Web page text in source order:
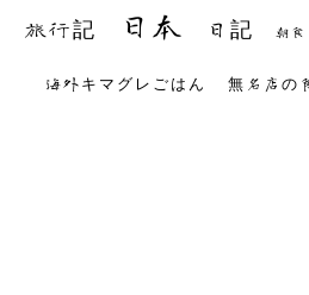
旅行記 日本 日記 朝食
海外キマグレごはん 無名店の